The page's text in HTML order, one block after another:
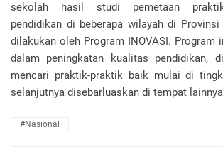
sekolah hasil studi pemetaan
pendidikan di beberapa wilayah di
dilakukan oleh Program INOVASI. Program
dalam peningkatan kualitas pendidikan,
mencari praktik-praktik baik mulai di
selanjutnya disebarluaskan di tempat
#Nasional